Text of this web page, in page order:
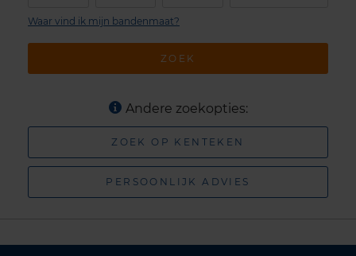
ZOEK
Waar vind ik mijn bandenmaat?
Andere zoekopties:
ZOEK OP KENTEKEN
PERSOONLIJK ADVIES